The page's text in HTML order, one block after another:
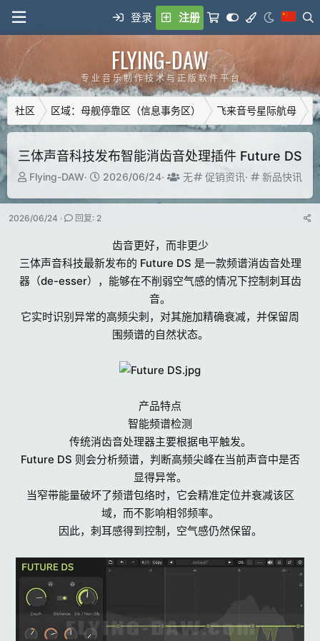
登录 注册
FLYING-DAW
专 业 音 乐 制 作 技 术 与 正 版 软 件 平 台
社区 区域：母舰停靠区（信息事务区） 飞来音号星际航母
三体声音科技发布智能消齿音处理插件 Future DS
分
促销资讯
分
新品快讯
主
发
起
Flying-DAW
开
时
2026/06/24
T
g
d
u
s
r
s
无
2026/06/24 回复: 2
齿音更好，而非更少
三体声音科技最新发布的 Future DS 是一款频谱消齿音处理
器（de-esser），能够在不削弱空气感的情况下控制刺耳齿
音。
它实时识别异常的高频尖刺，对其施加精确衰减，并保留周
围频谱的自然状态。
产品特点
智能频谱检测
传统消齿音处理器主要根据电平触发。
Future DS 则会分析频谱，判断高频尖峰在当前声音中是否
显得异常。
当窄带能量破坏了频谱包络时，它会精准定位并衰减该区
域，而不影响相邻频率。
因此，刺耳感得到控制，空气感仍然保留。